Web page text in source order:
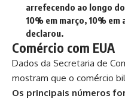
arrefecendo ao longo
10% em março, 10% em
declarou.
Comércio com EUA
Dados da Secretaria de
mostram que o comércio
Os principais números